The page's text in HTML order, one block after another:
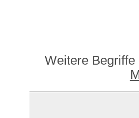
Weitere Begriffe